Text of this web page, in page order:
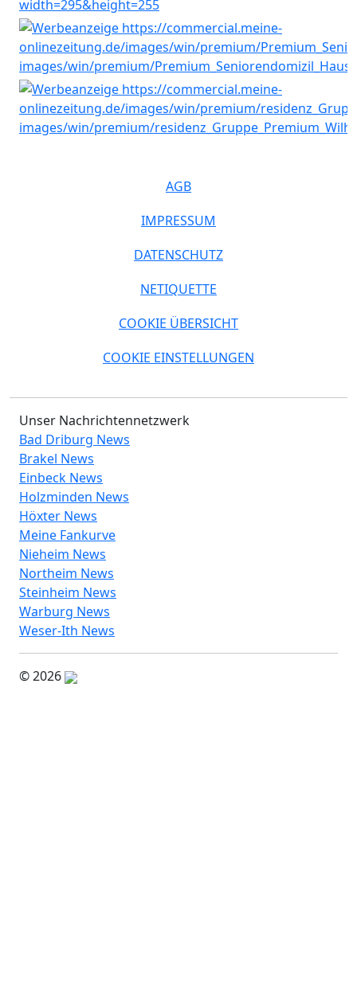
AGB
IMPRESSUM
DATENSCHUTZ
NETIQUETTE
COOKIE ÜBERSICHT
COOKIE EINSTELLUNGEN
Unser Nachrichtennetzwerk
Bad Driburg News
Brakel News
Einbeck News
Holzminden News
Höxter News
Meine Fankurve
Nieheim News
Northeim News
Steinheim News
Warburg News
Weser-Ith News
© 2026